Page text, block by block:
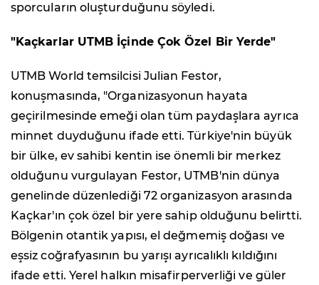
sporcuların oluşturduğunu söyledi.
"Kaçkarlar UTMB İçinde Çok Özel Bir Yerde"
UTMB World temsilcisi Julian Festor,
konuşmasında, "Organizasyonun hayata
geçirilmesinde emeği olan tüm paydaşlara ayrıca
minnet duyduğunu ifade etti. Türkiye'nin büyük
bir ülke, ev sahibi kentin ise önemli bir merkez
olduğunu vurgulayan Festor, UTMB'nin dünya
genelinde düzenlediği 72 organizasyon arasında
Kaçkar'ın çok özel bir yere sahip olduğunu belirtti.
Bölgenin otantik yapısı, el değmemiş doğası ve
eşsiz coğrafyasının bu yarışı ayrıcalıklı kıldığını
ifade etti. Yerel halkın misafirperverliği ve güler